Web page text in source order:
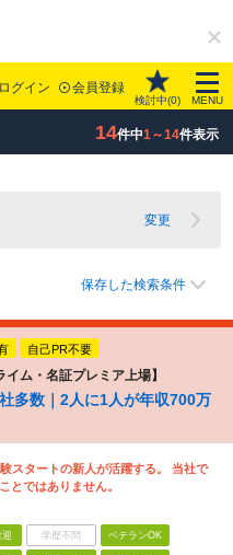
ログイン 会員登録
検討中(0) MENU
14件中1～14件表示
変更
保存した検索条件
自己PR不要
ム・名証プレミア上場】
多数｜2人に1人が年収700万
スタートの新人が活躍する。 当社で
とではありません。
学歴不問 ベテランOK